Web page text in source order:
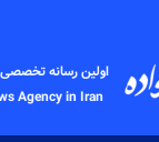
اولین رسانه
Agency in Iran